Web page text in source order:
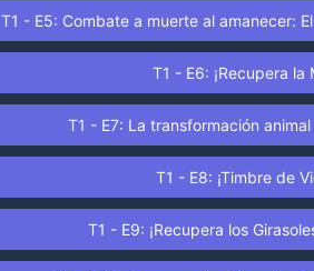
T1 - E5: Combate a muerte al amanecer:
T1 - E6: ¡Recupera la
T1 - E7: La transformación
T1 - E8: ¡Timbre de
T1 - E9: ¡Recupera los